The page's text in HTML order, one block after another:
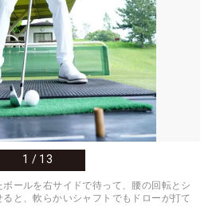
1 / 13
ールを右サイドで待って、腰の回転とシ
と、軟らかいシャフトでもドローが打て